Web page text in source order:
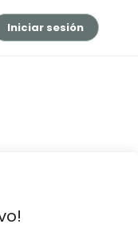
Iniciar sesión